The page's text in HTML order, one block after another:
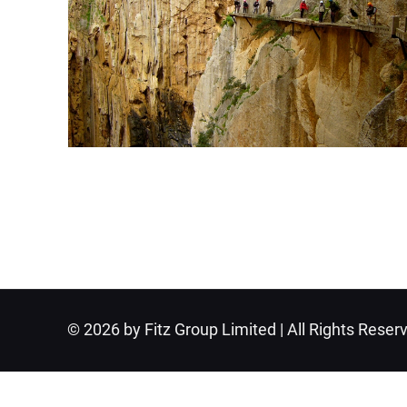
© 2026 by Fitz Group Limited | All Rights